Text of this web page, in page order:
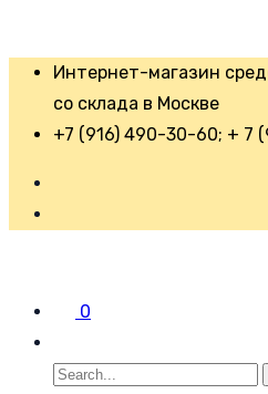
Интернет-магазин
со склада в Москве
+7 (916) 490-30-60; + 7
0